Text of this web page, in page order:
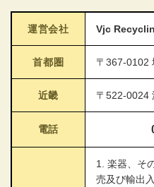
運営会社 Vjc
首都圏 〒367-0102
近畿 〒522-0024
電話
1. 楽器、そ
売及び輸出入